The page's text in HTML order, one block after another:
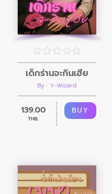
เด็กร่านจะกินเฮีย
By : Y-Wizard
139.00
THB.
BUY